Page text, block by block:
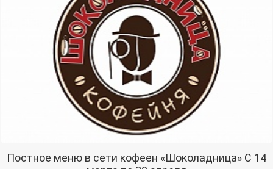
Постное меню в сети кофеен «Шоколадница» С 14